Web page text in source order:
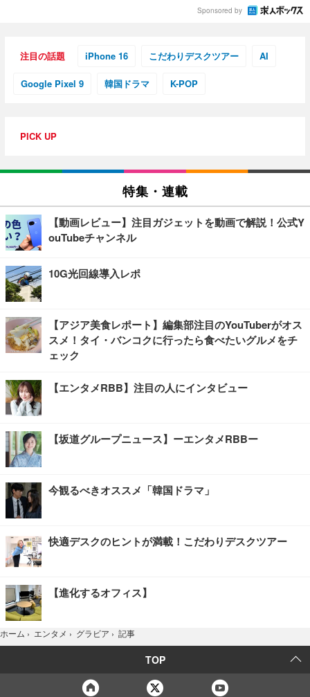
Sponsored by
注目の話題 iPhone 16 こだわりデスクツアー AI
Google Pixel 9 韓国ドラマ K-POP
PICK UP
特集・連載
【動画レビュー】注目ガジェットを動画で解説！公式Y
ouTubeチャンネル
10G光回線導入レポ
【アジア美食レポート】編集部注目のYouTuberがオス
スメ！タイ・バンコクに行ったら食べたいグルメをチ
ェック
【エンタメRBB】注目の人にインタビュー
【坂道グループニュース】ーエンタメRBBー
今観るべきオススメ「韓国ドラマ」
快適デスクのヒントが満載！こだわりデスクツアー
【進化するオフィス】
ホーム › エンタメ › グラビア › 記事
TOP